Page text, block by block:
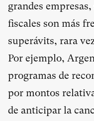
grandes
fiscales son más
superávits, rara
Por ejemplo,
programas de
por montos
de anticipar la